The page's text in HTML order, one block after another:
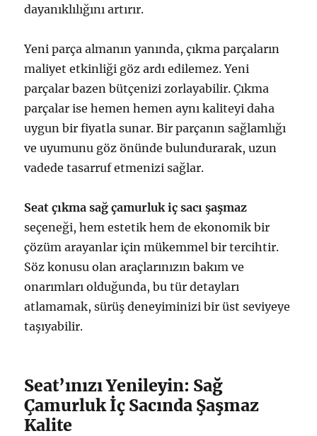
dayanıklılığını artırır.
Yeni parça almanın yanında, çıkma parçaların
maliyet etkinliği göz ardı edilemez. Yeni
parçalar bazen bütçenizi zorlayabilir. Çıkma
parçalar ise hemen hemen aynı kaliteyi daha
uygun bir fiyatla sunar. Bir parçanın sağlamlığı
ve uyumunu göz önünde bulundurarak, uzun
vadede tasarruf etmenizi sağlar.
Seat çıkma sağ çamurluk iç sacı şaşmaz
seçeneği, hem estetik hem de ekonomik bir
çözüm arayanlar için mükemmel bir tercihtir.
Söz konusu olan araçlarınızın bakım ve
onarımları olduğunda, bu tür detayları
atlamamak, sürüş deneyiminizi bir üst seviyeye
taşıyabilir.
Seat’ınızı Yenileyin: Sağ
Çamurluk İç Sacında Şaşmaz
Kalite